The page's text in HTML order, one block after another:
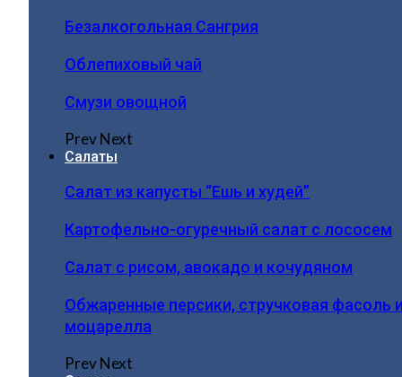
Безалкогольная Сангрия
Облепиховый чай
Смузи овощной
PrevNext
Салаты
Салат из капусты “Ешь и худей”
Картофельно-огуречный салат с лососем
Салат с рисом, авокадо и кочудяном
Обжаренные персики, стручковая фасоль
моцарелла
PrevNext